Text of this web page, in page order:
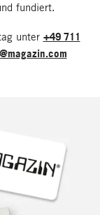
fundiert.
unter +49 711